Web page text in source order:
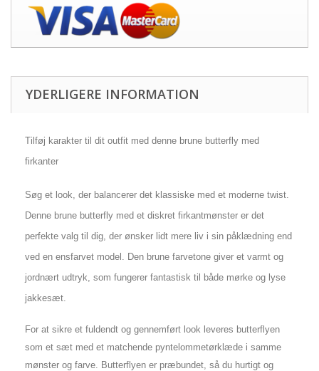
YDERLIGERE INFORMATION
Tilføj karakter til dit outfit med denne brune butterfly med
firkanter
Søg et look, der balancerer det klassiske med et moderne twist.
Denne brune butterfly med et diskret firkantmønster er det
perfekte valg til dig, der ønsker lidt mere liv i sin påklædning end
ved en ensfarvet model. Den brune farvetone giver et varmt og
jordnært udtryk, som fungerer fantastisk til både mørke og lyse
jakkesæt.
For at sikre et fuldendt og gennemført look leveres butterflyen
som et sæt med et matchende pyntelommetørklæde i samme
mønster og farve. Butterflyen er præbundet, så du hurtigt og